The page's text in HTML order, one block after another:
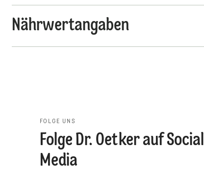
Nährwertangaben
FOLGE UNS
Folge Dr. Oetker auf Social
Media